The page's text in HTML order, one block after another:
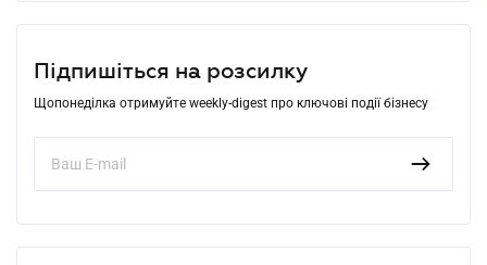
Підпишіться на розсилку
Щопонеділка отримуйте weekly-digest про ключові події бізнесу